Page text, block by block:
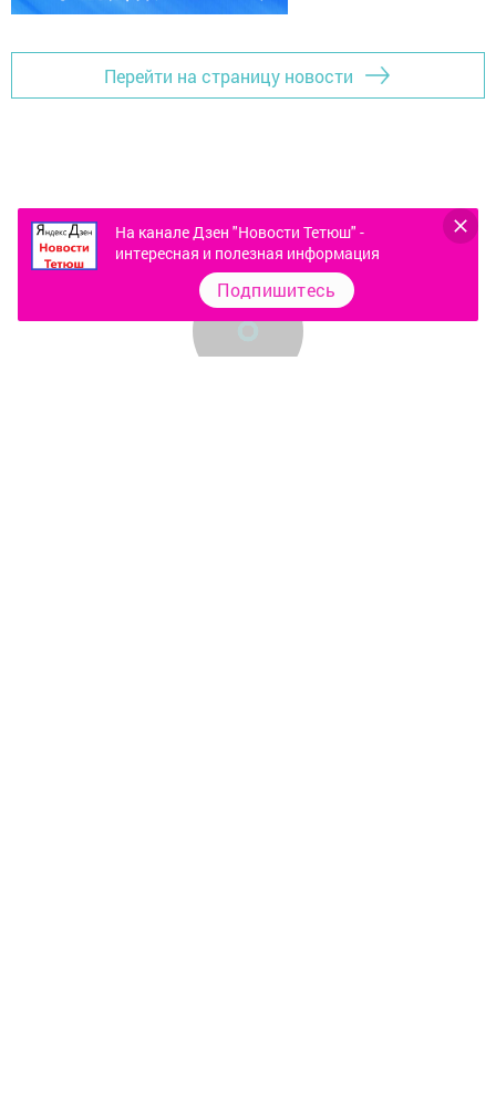
Перейти на страницу новости
На канале Дзен "Новости Тетюш" -
интересная и полезная информация
Подпишитесь